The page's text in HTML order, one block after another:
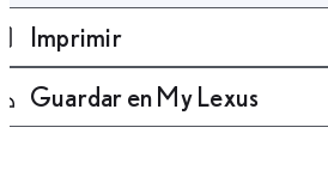
Imprimir
Guardar en My Lexus